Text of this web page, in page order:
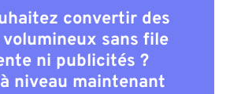
convertir des
sans file
ni publicités ?
niveau maintenant